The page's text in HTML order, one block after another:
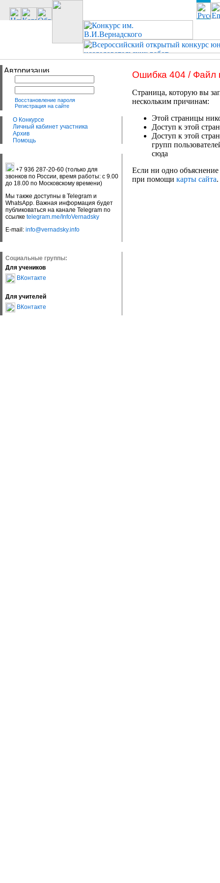
Восстановление пароля
Регистрация на сайте
О Конкурсе
Личный кабинет участника
Архив
Помощь
+7 936 287-20-60 (только для
звонков по России, время работы: с 9.00
до 18.00 по Московскому времени)
Мы также доступны в Telegram и
WhatsApp. Важная информация будет
публиковаться на канале Telegram по
ссылке telegram.me/InfoVernadsky
E-mail: info@vernadsky.info
Социальные группы:
Для учеников
ВКонтакте
Для учителей
ВКонтакте
Ошибка 404 / Файл
Страница, которую вы
нескольким причинам:
Этой страницы
Доступ к этой
Доступ к этой
групп
сюда
Если ни одно объяснение
при помощи карты сайта.